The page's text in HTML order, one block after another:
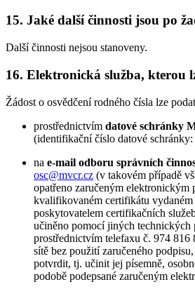
15. Jaké další činnosti jsou po
Další činnosti nejsou stanoveny.
16. Elektronická služba, kterou
Žádost o osvědčení rodného čísla lze
prostřednictvím datové schránky
(identifikační číslo datové schránky:
na e-mail odboru správních
osc@mvcr.cz (v takovém případě
opatřeno zaručeným elektronickým
kvalifikovaném certifikátu
poskytovatelem certifikačních
učiněno pomocí jiných technických
prostřednictvím telefaxu č. 974 816
sítě bez použití zaručeného
potvrdit, tj. učinit jej písemně,
podobě podepsané zaručeným